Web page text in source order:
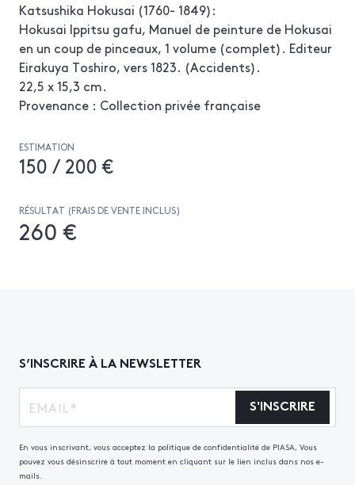
Katsushika Hokusai (1760- 1849):
Hokusai Ippitsu gafu, Manuel de peinture de Hokusai
en un coup de pinceaux, 1 volume (complet). Editeur
Eirakuya Toshiro, vers 1823. (Accidents).
22,5 x 15,3 cm.
Provenance : Collection privée française
ESTIMATION
150 / 200 €
RÉSULTAT (FRAIS DE VENTE INCLUS)
260 €
S’INSCRIRE À LA NEWSLETTER
S'INSCRIRE
En vous inscrivant, vous acceptez la politique de confidentialité de PIASA, Vous
pouvez vous désinscrire à tout moment en cliquant sur le lien inclus dans nos e-
mails.